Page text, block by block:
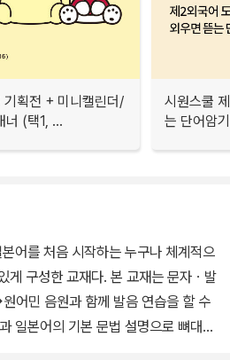
기획전 + 미니캘린더/
너 (택1, ...
시원스쿨
는 단어암
어를 처음 시작하는 누구나 체계적으
게 구성한 교재다. 본 교재는 문자ㆍ발
어민 음원과 함께 발음 연습을 할 수
일본어의 기본 문법 설명으로 뼈대를